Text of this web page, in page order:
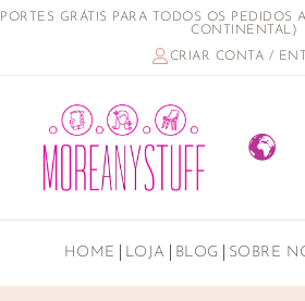
PORTES GRÁTIS PARA TODOS OS PEDIDOS
CONTINENTAL)
CRIAR CONTA /
HOME LOJA BLOG SOBRE